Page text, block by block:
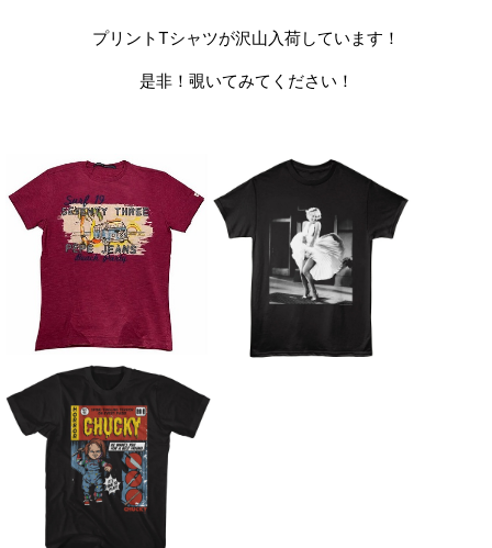
プリントTシャツが沢山入荷しています！
是非！覗いてみてください！